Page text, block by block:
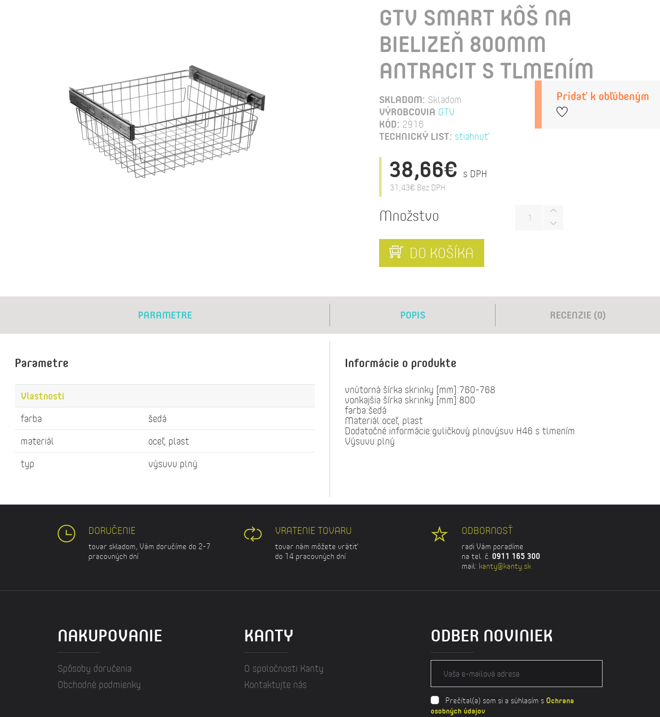
GTV SMART KÔŠ NA
BIELIZEŇ 800MM
ANTRACIT S TLMENÍM
SKLADOM: Skladom
VÝROBCOVIA GTV
KÓD: 2916
TECHNICKÝ LIST: stiahnuť
Pridať k obľúbeným
38,66€ s DPH
31,43€ Bez DPH:
Množstvo
DO KOŠÍKA
PARAMETRE
Parametre
Vlastnosti
farba
šedá
materiál
oceľ, plast
typ
výsuvu:plný
POPIS RECENZIE (0)
Informácie o produkte
vnútorná šírka skrinky [mm]:760-768
vonkajšia šírka skrinky [mm]:800
farba:šedá
Materiál:oceľ, plast
Dodatočné informácie:guličkový plnovýsuv H46 s tlmením
Výsuvu:plný
DORUČENIE
tovar skladom, Vám doručíme do 2-7
pracovných dní
VRATENIE TOVARU
tovar nám môžete vrátiť
do 14 pracovných dní
ODBORNOSŤ
radi Vám poradíme
na tel. č. 0911 165 300
mail: kanty@kanty.sk
NAKUPOVANIE
Spôsoby doručenia
Obchodné podmienky
KANTY
O spoločnosti Kanty
Kontaktujte nás
ODBER NOVINIEK
Prečítal(a) som si a súhlasím s Ochrana
osobných údajov